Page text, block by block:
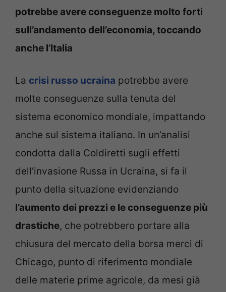
potrebbe avere conseguenze molto forti
sull’andamento dell’economia, toccando
anche l’Italia
La crisi russo ucraina potrebbe avere
molte conseguenze sulla tenuta del
sistema economico mondiale, impattando
anche sul sistema italiano. In un’analisi
condotta dalla Coldiretti sugli effetti
dell’invasione Russa in Ucraina, si fa il
punto della situazione evidenziando
l’aumento dei prezzi e le conseguenze più
drastiche, che potrebbero portare alla
chiusura del mercato della borsa merci di
Chicago, punto di riferimento mondiale
delle materie prime agricole, da mesi già